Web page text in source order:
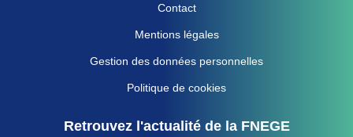
Contact
Mentions légales
Gestion des données personnelles
Politique de cookies
Retrouvez l'actualité de la FNEGE